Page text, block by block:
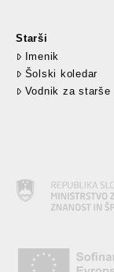
Starši
Imenik
Šolski koledar
Vodnik za starše